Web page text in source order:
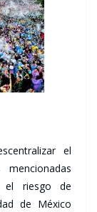
el
el riesgo de
de México